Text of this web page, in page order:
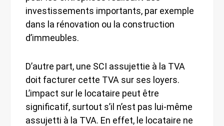
investissements importants, par exemple
dans la rénovation ou la construction
d’immeubles.
D’autre part, une SCI assujettie à la TVA
doit facturer cette TVA sur ses loyers.
L’impact sur le locataire peut être
significatif, surtout s’il n’est pas lui-même
assujetti à la TVA. En effet, le locataire ne